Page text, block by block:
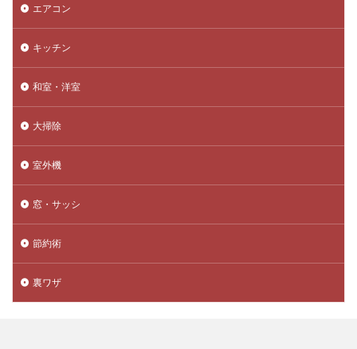
エアコン
キッチン
和室・洋室
大掃除
室外機
窓・サッシ
節約術
裏ワザ